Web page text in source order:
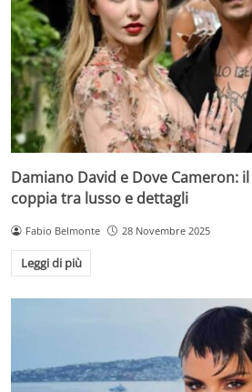
Damiano David e Dove Cameron:
coppia tra lusso e dettagli
Fabio Belmonte 28 Novembre 2025
Leggi di più